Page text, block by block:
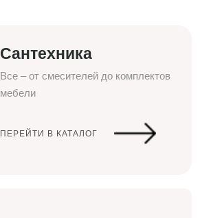
Сантехника
Все – от смесителей до комплектов
мебели
ПЕРЕЙТИ В КАТАЛОГ